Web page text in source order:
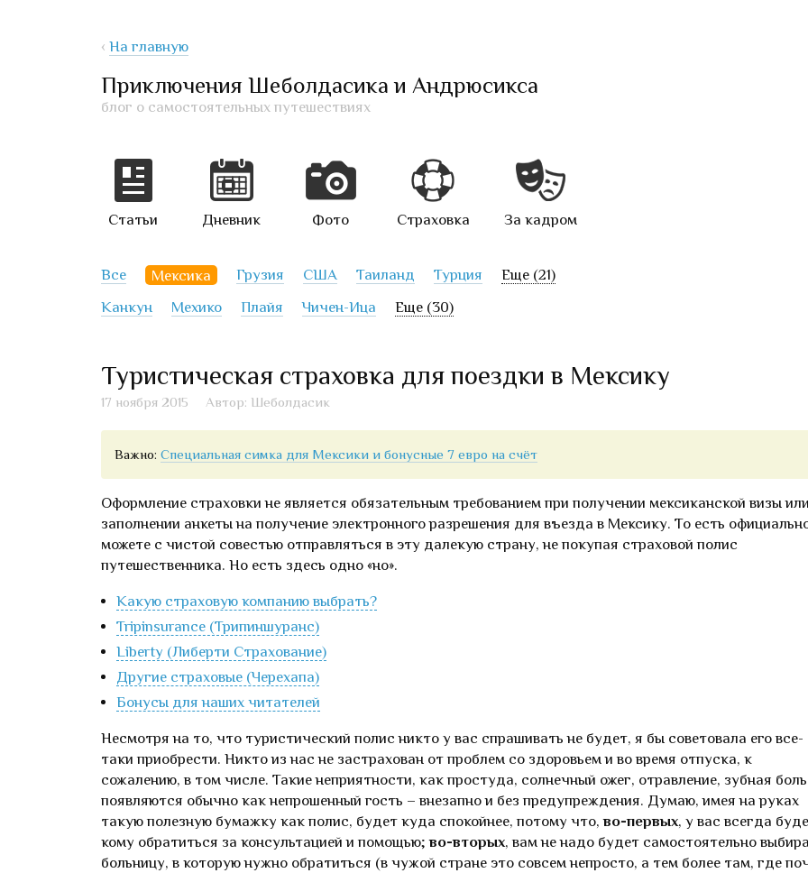
‹ На главную
Приключения Шеболдасика и Андрюсикса
блог о самостоятельных путешествиях
Статьи Дневник Фото Страховка За кадром
Все Мексика Грузия США Таиланд Турция
Еще (21)
Канкун
Мехико Плайя Чичен-Ица Еще (30)
Туристическая страховка для поездки в Мексику
17 ноября 2015 Автор: Шеболдасик
Важно:Специальная симка для Мексики и бонусные 7 евро на счёт
Оформление страховки не является обязательным требованием при получении мексиканской визы
заполнении анкеты на получение электронного разрешения для въезда в Мексику. То есть
можете с чистой совестью отправляться в эту далекую страну, не покупая страховой полис
путешественника. Но есть здесь одно «но».
Какую страховую компанию выбрать?
Tripinsurance (Трипиншуранс)
Liberty (Либерти Страхование)
Другие страховые (Черехапа)
Бонусы для наших читателей
Несмотря на то, что туристический полис никто у вас спрашивать не будет, я бы советовала его все-
таки приобрести. Никто из нас не застрахован от проблем со здоровьем и во время отпуска, к
сожалению, в том числе. Такие неприятности, как простуда, солнечный ожег, отравление, зубная боль
появляются обычно как непрошенный гость – внезапно и без предупреждения. Думаю, имея на руках
такую полезную бумажку как полис, будет куда спокойнее, потому что,во-первых, у вас всегда
кому обратиться за консультацией и помощью;во-вторых, вам не надо будет самостоятельно
больницу, в которую нужно обратиться (в чужой стране это совсем непросто, а тем более там, где